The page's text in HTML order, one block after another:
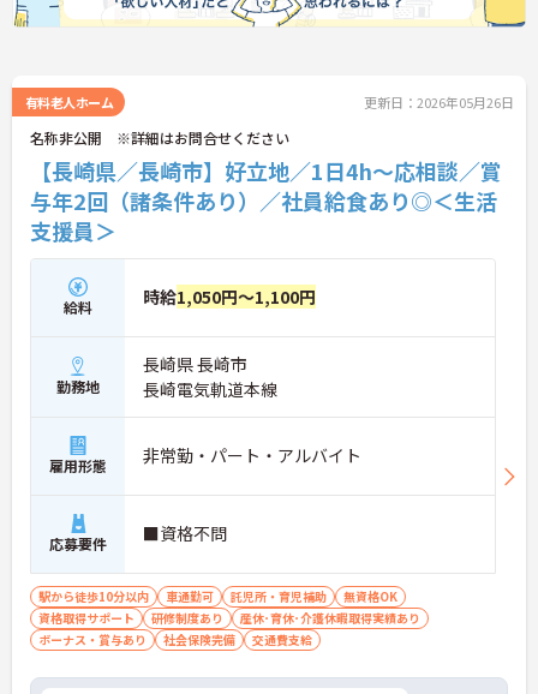
有料老人ホーム 更新日：2026年05月26日
名称非公開 ※詳細はお問合せください
【長崎県／長崎市】好立地／1日4h～応相談／賞
与年2回（諸条件あり）／社員給食あり◎＜生活
支援員＞
給料 時給1,050円～1,100円
勤務地
長崎県 長崎市
長崎電気軌道本線
雇用形態 非常勤・パート・アルバイト
応募要件 ■資格不問
駅から徒歩10分以内 車通勤可 託児所・育児補助
無資格OK
資格取得サポート
研修制度あり
産休･育休･介護休暇取得実績あり
ボーナス・賞与あり
社会保険完備 交通費支給